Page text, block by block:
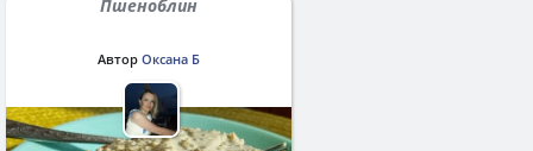
Пшеноблин
Автор Оксана Б